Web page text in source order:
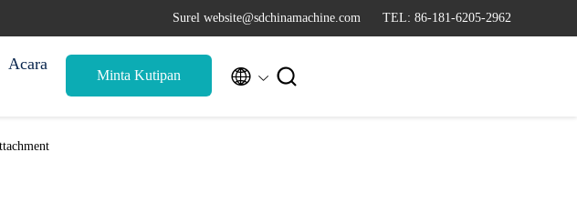
Surel website@sdchinamachine.com TEL: 86-181-6205-2962
Acara
Minta Kutipan  